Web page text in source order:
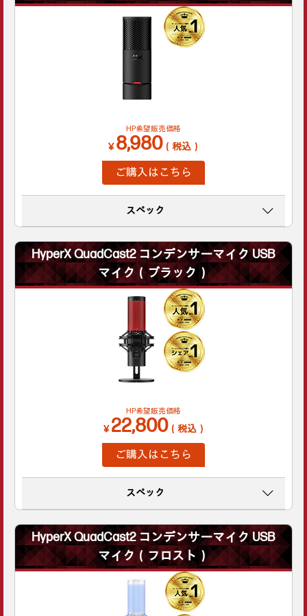
HP希望販売価格
￥8,980（税込）
ご購入はこちら
スペック
HyperX QuadCast2 コンデンサーマイク USB
マイク（ブラック）
HP希望販売価格
￥22,800（税込）
ご購入はこちら
スペック
HyperX QuadCast2 コンデンサーマイク USB
マイク（フロスト）